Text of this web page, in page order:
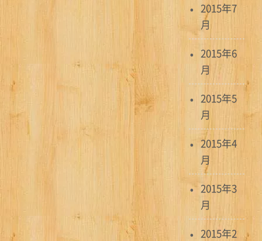
2015年7
月
2015年6
月
2015年5
月
2015年4
月
2015年3
月
2015年2